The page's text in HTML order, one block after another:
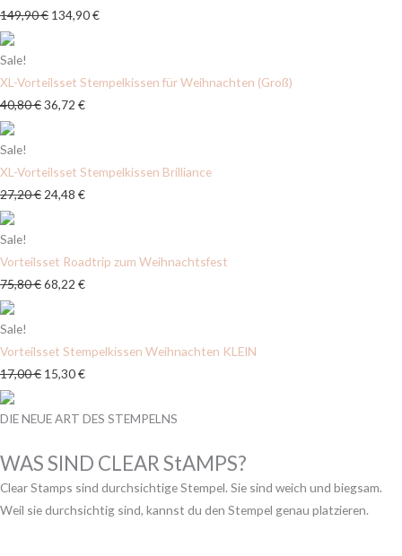
149,90€ 134,90€
Sale!
XL-Vorteilsset Stempelkissen für Weihnachten (Groß)
40,80€36,72 €
Sale!
XL-Vorteilsset Stempelkissen Brilliance
27,20€ 24,48 €
Sale!
Vorteilsset Roadtrip zum Weihnachtsfest
75,80€68,22 €
Sale!
Vorteilsset Stempelkissen Weihnachten KLEIN
17,00€ 15,30€
DIE NEUE ART DES STEMPELNS
WAS SIND CLEAR StAMPS?
Clear Stamps sind durchsichtige Stempel. Sie sind weich und biegsam.
Weil sie durchsichtig sind, kannst du den Stempel genau platzieren.